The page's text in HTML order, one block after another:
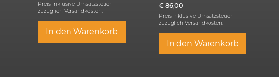
Preis inklusive Umsatzsteuer
zuzüglichVersandkosten.
In den Warenkorb
€ 86,00
Preis inklusive Umsatzsteuer
zuzüglichVersandkosten.
In den Warenkorb